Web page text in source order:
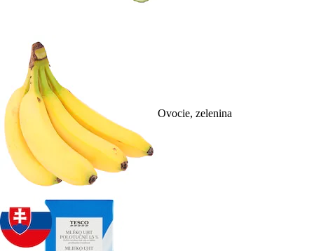
Ovocie, zelenina